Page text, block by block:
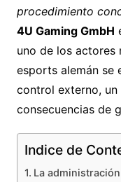
procedimiento
4U Gaming GmbH
uno de los actores
esports alemán se
control externo,
consecuencias de
Indice de
La